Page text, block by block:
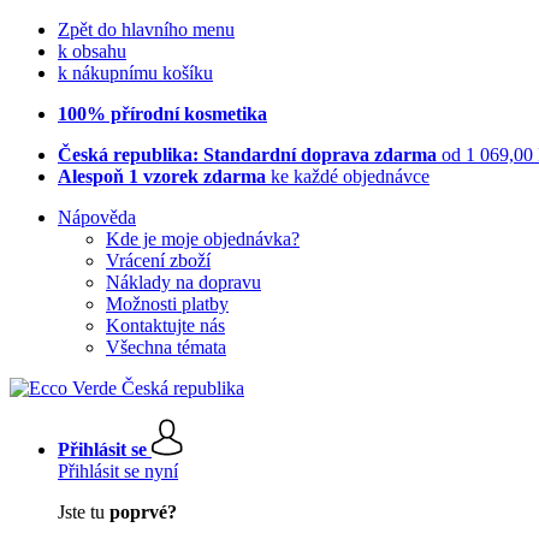
Zpět do hlavního menu
k obsahu
k nákupnímu košíku
100% přírodní kosmetika
Česká republika: Standardní doprava zdarma od 1 069,00
Alespoň 1 vzorek zdarma ke každé objednávce
Nápověda
Kde je moje objednávka?
Vrácení zboží
Náklady na dopravu
Možnosti platby
Kontaktujte nás
Všechna témata
Přihlásit se
Přihlásit se nyní
Jste tu poprvé?